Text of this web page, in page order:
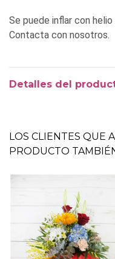
Se puede inflar con
Contacta con nosotros.
Detalles del
LOS CLIENTES QUE
PRODUCTO